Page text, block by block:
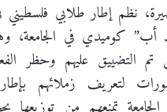
نظم إطار طلابي
كوميدي في الجامعة،
التضييق عليهم وحظر
لتعريف زملائهم